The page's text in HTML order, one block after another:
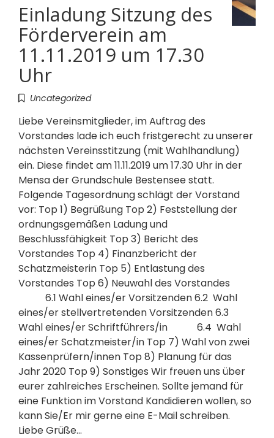
Einladung Sitzung des
Förderverein am
11.11.2019 um 17.30
Uhr
Uncategorized
Liebe Vereinsmitglieder, im Auftrag des
Vorstandes lade ich euch fristgerecht zu unserer
nächsten Vereinsstitzung (mit Wahlhandlung)
ein. Diese findet am 11.11.2019 um 17.30 Uhr in der
Mensa der Grundschule Bestensee statt.
Folgende Tagesordnung schlägt der Vorstand
vor: Top 1) Begrüßung Top 2) Feststellung der
ordnungsgemäßen Ladung und
Beschlussfähigkeit Top 3) Bericht des
Vorstandes Top 4) Finanzbericht der
Schatzmeisterin Top 5) Entlastung des
Vorstandes Top 6) Neuwahl des Vorstandes
6.1 Wahl eines/er Vorsitzenden 6.2 Wahl
eines/er stellvertretenden Vorsitzenden 6.3
Wahl eines/er Schriftführers/in 6.4 Wahl
eines/er Schatzmeister/in Top 7) Wahl von zwei
Kassenprüfern/innen Top 8) Planung für das
Jahr 2020 Top 9) Sonstiges Wir freuen uns über
eurer zahlreiches Erscheinen. Sollte jemand für
eine Funktion im Vorstand Kandidieren wollen, so
kann Sie/Er mir gerne eine E-Mail schreiben.
Liebe Grüße…